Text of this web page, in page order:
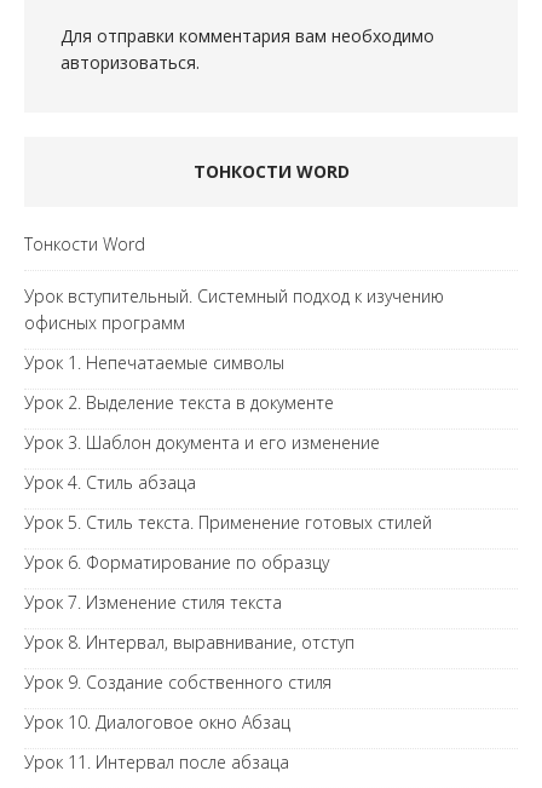
Для отправки комментария вам необходимо
авторизоваться.
ТОНКОСТИ WORD
Тонкости Word
Урок вступительный. Системный подход к изучению
офисных программ
Урок 1. Непечатаемые символы
Урок 2. Выделение текста в документе
Урок 3. Шаблон документа и его изменение
Урок 4. Стиль абзаца
Урок 5. Стиль текста. Применение готовых стилей
Урок 6. Форматирование по образцу
Урок 7. Изменение стиля текста
Урок 8. Интервал, выравнивание, отступ
Урок 9. Создание собственного стиля
Урок 10. Диалоговое окно Абзац
Урок 11. Интервал после абзаца